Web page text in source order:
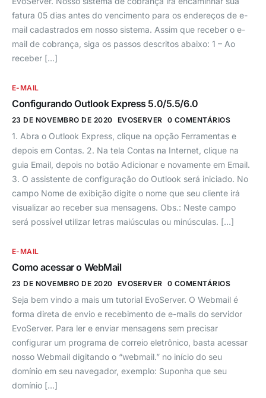
fatura 05 dias antes do vencimento para os endereços de e-
mail cadastrados em nosso sistema. Assim que receber o e-
mail de cobrança, siga os passos descritos abaixo: 1 – Ao
receber […]
E-MAIL
Configurando Outlook Express 5.0/5.5/6.0
23 DE NOVEMBRO DE 2020 EVOSERVER 0 COMENTÁRIOS
1. Abra o Outlook Express, clique na opção Ferramentas e
depois em Contas. 2. Na tela Contas na Internet, clique na
guia Email, depois no botão Adicionar e novamente em Email.
3. O assistente de configuração do Outlook será iniciado. No
campo Nome de exibição digite o nome que seu cliente irá
visualizar ao receber sua mensagens. Obs.: Neste campo
será possível utilizar letras maiúsculas ou minúsculas. […]
E-MAIL
Como acessar o WebMail
23 DE NOVEMBRO DE 2020 EVOSERVER 0 COMENTÁRIOS
Seja bem vindo a mais um tutorial EvoServer. O Webmail é
forma direta de envio e recebimento de e-mails do servidor
EvoServer. Para ler e enviar mensagens sem precisar
configurar um programa de correio eletrônico, basta acessar
nosso Webmail digitando o “webmail.” no início do seu
domínio em seu navegador, exemplo: Suponha que seu
domínio […]